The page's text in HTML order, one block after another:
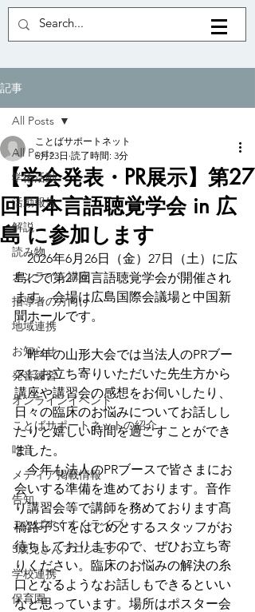
記事
All Posts
学術活動
活動報告
解説
読み物
オンライン講座
指導者の方向け
地域連携
お知らせ
発音練習
オンラインイベント
ことばサポートネットの紹介
吃音
メディア掲載情報
告知
ことばすくすくライブ♪
5歳児さんプロジェクト
学校連携
保育園
All Posts
【学会発表・PR展示】第27
回日本言語聴覚学会 in 広
島 に参加します
ことばサポートネット
6月23日 読了時間: 3分
2026年6月26日（金）27日（土）に広
島にて第27回言語聴覚学会が開催され
ます。会場は広島国際会議場と中国新
聞ホールです。
昨年の山形大会では当法人のPRブー
スにお立ち寄りいただいた先生方から
講座や講習会の感想をお伺いしたり、
日々の臨床のお悩みについてお話しし
たりと嬉しい時間を過ごすことができ
ました。
今年も法人のPRブースで皆さまにお
会いする準備を進めております。音作
り講習会等で講師を務めております髙
橋路子STをはじめとするスタッフがお
待ちしておりますので、ぜひお立ち寄
りください。臨床のお悩みの解決の糸
口となるようなお話しもできるといい
なと思っています。場所はポスター会